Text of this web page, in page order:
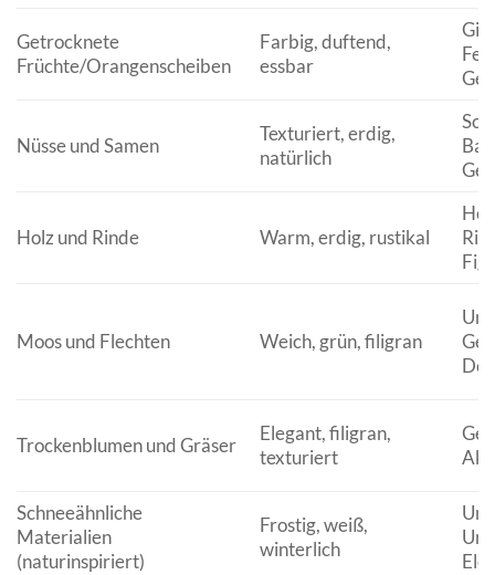
Getrocknete
Früchte/Orangenscheiben
Farbig, duftend,
essbar
Nüsse und Samen
Texturiert, erdig,
natürlich
Holz und Rinde Warm, erdig, rustikal
Moos und Flechten Weich, grün, filigran
Trockenblumen und Gräser
Elegant, filigran,
texturiert
Schneeähnliche
Materialien
(naturinspiriert)
Frostig, weiß,
winterlich